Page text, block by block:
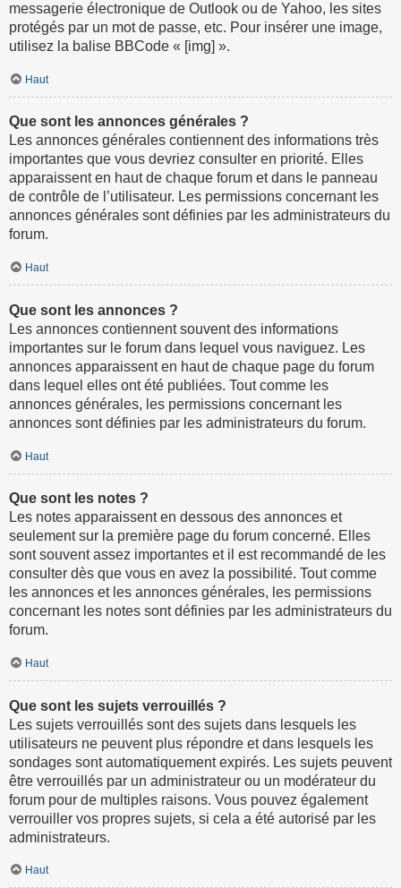
messagerie électronique de Outlook ou de Yahoo, les sites
protégés par un mot de passe, etc. Pour insérer une image,
utilisez la balise BBCode « [img] ».
Haut
Que sont les annonces générales ?
Les annonces générales contiennent des informations très
importantes que vous devriez consulter en priorité. Elles
apparaissent en haut de chaque forum et dans le panneau
de contrôle de l’utilisateur. Les permissions concernant les
annonces générales sont définies par les administrateurs du
forum.
Haut
Que sont les annonces ?
Les annonces contiennent souvent des informations
importantes sur le forum dans lequel vous naviguez. Les
annonces apparaissent en haut de chaque page du forum
dans lequel elles ont été publiées. Tout comme les
annonces générales, les permissions concernant les
annonces sont définies par les administrateurs du forum.
Haut
Que sont les notes ?
Les notes apparaissent en dessous des annonces et
seulement sur la première page du forum concerné. Elles
sont souvent assez importantes et il est recommandé de les
consulter dès que vous en avez la possibilité. Tout comme
les annonces et les annonces générales, les permissions
concernant les notes sont définies par les administrateurs du
forum.
Haut
Que sont les sujets verrouillés ?
Les sujets verrouillés sont des sujets dans lesquels les
utilisateurs ne peuvent plus répondre et dans lesquels les
sondages sont automatiquement expirés. Les sujets peuvent
être verrouillés par un administrateur ou un modérateur du
forum pour de multiples raisons. Vous pouvez également
verrouiller vos propres sujets, si cela a été autorisé par les
administrateurs.
Haut